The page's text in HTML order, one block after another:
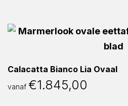
Calacatta Bianco Lia Ovaal
vanaf €1.845,00